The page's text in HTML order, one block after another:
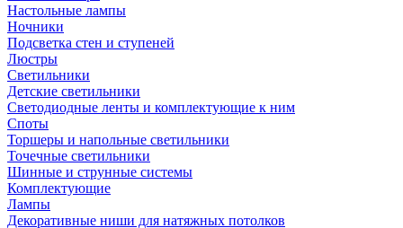
Настольные лампы
Ночники
Подсветка стен и ступеней
Люстры
Светильники
Детские светильники
Светодиодные ленты и комплектующие к ним
Споты
Торшеры и напольные светильники
Точечные светильники
Шинные и струнные системы
Комплектующие
Лампы
Декоративные ниши для натяжных потолков